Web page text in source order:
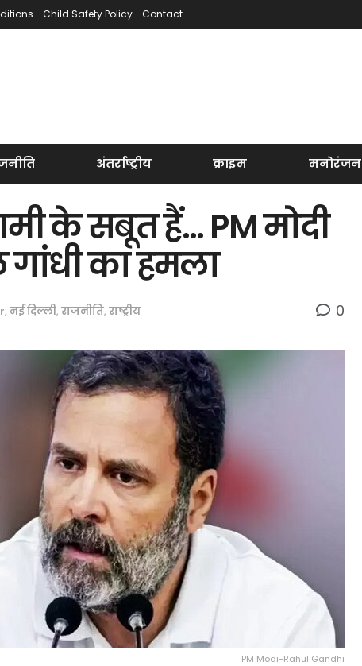
Child Safety Policy Contact
अंतर्राष्ट्रीय क्राइम मनोरंजन
के सबूत हैं… PM मोदी
का हमला
, नई दिल्ली, राजनीति, राष्ट्रीय 0
PM Modi-Rahul Gandhi